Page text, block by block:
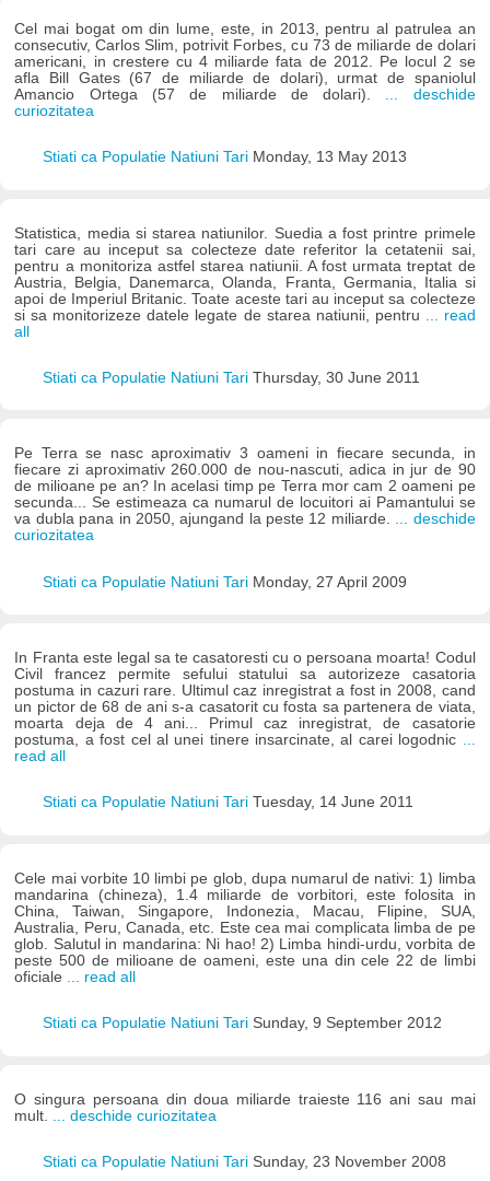
Cel mai bogat om din lume, este, in 2013, pentru al patrulea an
consecutiv, Carlos Slim, potrivit Forbes, cu 73 de miliarde de dolari
americani, in crestere cu 4 miliarde fata de 2012. Pe locul 2 se
afla Bill Gates (67 de miliarde de dolari), urmat de spaniolul
Amancio Ortega (57 de miliarde de dolari).
... deschide
curiozitatea
Stiati ca Populatie Natiuni Tari Monday, 13 May 2013
Statistica, media si starea natiunilor. Suedia a fost printre primele
tari care au inceput sa colecteze date referitor la cetatenii sai,
pentru a monitoriza astfel starea natiunii. A fost urmata treptat de
Austria, Belgia, Danemarca, Olanda, Franta, Germania, Italia si
apoi de Imperiul Britanic. Toate aceste tari au inceput sa colecteze
si sa monitorizeze datele legate de starea natiunii, pentru
... read
all
Stiati ca Populatie Natiuni Tari Thursday, 30 June 2011
Pe Terra se nasc aproximativ 3 oameni in fiecare secunda, in
fiecare zi aproximativ 260.000 de nou-nascuti, adica in jur de 90
de milioane pe an? In acelasi timp pe Terra mor cam 2 oameni pe
secunda... Se estimeaza ca numarul de locuitori ai Pamantului se
va dubla pana in 2050, ajungand la peste 12 miliarde. ... deschide
curiozitatea
Stiati ca Populatie Natiuni Tari Monday, 27 April 2009
In Franta este legal sa te casatoresti cu o persoana moarta! Codul
Civil francez permite sefului statului sa autorizeze casatoria
postuma in cazuri rare. Ultimul caz inregistrat a fost in 2008, cand
un pictor de 68 de ani s-a casatorit cu fosta sa partenera de viata,
moarta deja de 4 ani... Primul caz inregistrat, de casatorie
postuma, a fost cel al unei tinere insarcinate, al carei logodnic ...
read all
Stiati ca Populatie Natiuni Tari Tuesday, 14 June 2011
Cele mai vorbite 10 limbi pe glob, dupa numarul de nativi: 1) limba
mandarina (chineza), 1.4 miliarde de vorbitori, este folosita in
China, Taiwan, Singapore, Indonezia, Macau, Flipine, SUA,
Australia, Peru, Canada, etc. Este cea mai complicata limba de pe
glob. Salutul in mandarina: Ni hao! 2) Limba hindi-urdu, vorbita de
peste 500 de milioane de oameni, este una din cele 22 de limbi
oficiale
... read all
Stiati ca Populatie Natiuni Tari Sunday, 9 September 2012
O singura persoana din doua miliarde traieste 116 ani sau mai
mult.
... deschide curiozitatea
Stiati ca Populatie Natiuni Tari Sunday, 23 November 2008